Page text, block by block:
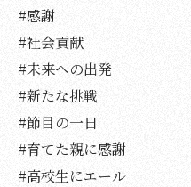
#感謝
#社会貢献
#未来への出発
#新たな挑戦
#節目の一日
#育てた親に感謝
#高校生にエール